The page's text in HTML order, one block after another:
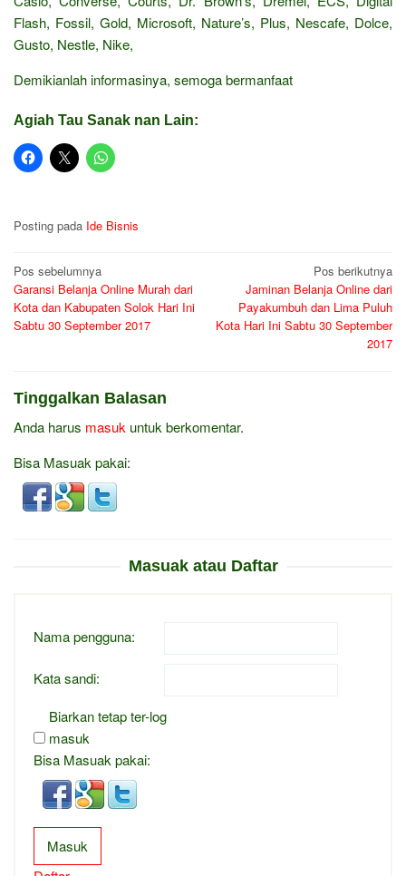
Flash, Fossil, Gold, Microsoft, Nature’s, Plus, Nescafe, Dolce,
Gusto, Nestle, Nike,
Demikianlah informasinya, semoga bermanfaat
Agiah Tau Sanak nan Lain:
Posting pada Ide Bisnis
Navigasi
pos
Pos sebelumnya
Garansi Belanja Online Murah dari
Kota dan Kabupaten Solok Hari Ini
Sabtu 30 September 2017
Pos berikutnya
Jaminan Belanja Online dari
Payakumbuh dan Lima Puluh
Kota Hari Ini Sabtu 30 September
2017
Tinggalkan Balasan
Anda harus masuk untuk berkomentar.
Bisa Masuak pakai:
Masuak atau Daftar
Nama pengguna:
Kata sandi:
Biarkan tetap ter-log
masuk
Bisa Masuak pakai:
Masuk